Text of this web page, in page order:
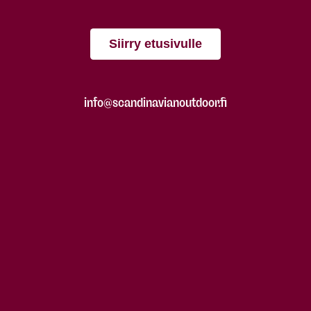
Siirry etusivulle
info@scandinavianoutdoor.fi